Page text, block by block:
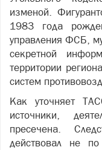
изменой.
1983 года
управления ФСБ,
секретной
территории
систем
Как уточняет
источники,
пресечена.
действовал не